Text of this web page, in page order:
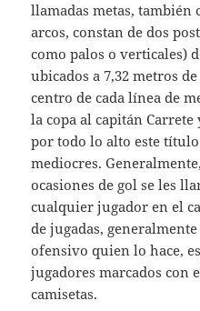
llamadas metas, también
arcos, constan de dos
como palos o verticales)
ubicados a 7,32 metros
centro de cada línea de
la copa al capitán
por todo lo alto este
mediocres.
ocasiones de gol se les
cualquier jugador en el
de jugadas,
ofensivo quien lo hace,
jugadores marcados con
camisetas.